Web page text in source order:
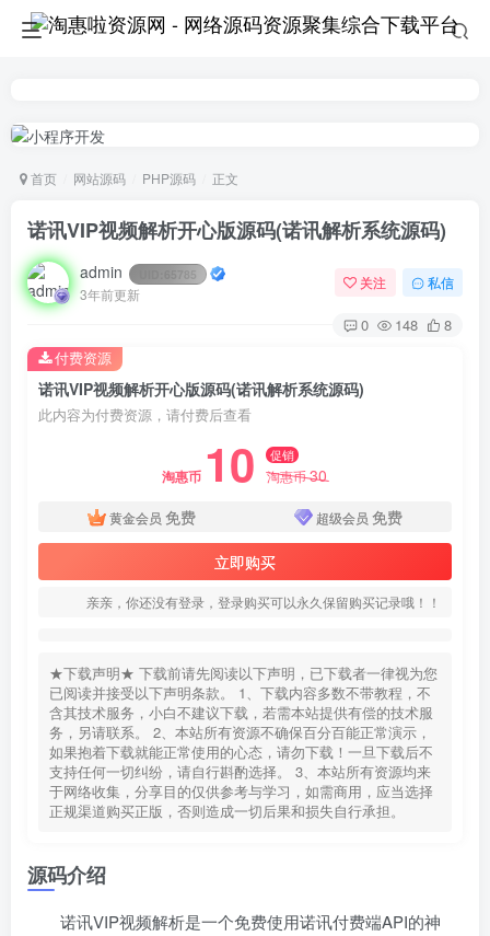
首页 网站源码 PHP源码 正文
诺讯VIP视频解析开心版源码(诺讯解析系统源码)
admin 65785
3年前更新
关注 私信
0 148 8
诺讯VIP视频解析开心版源码(诺讯解析系统源码)
此内容为付费资源，请付费后查看
淘惠币 10 促销
淘惠币30
黄金会员 免费 超级会员 免费
立即购买
亲亲，你还没有登录，登录购买可以永久保留购买记录哦！！
★下载声明★ 下载前请先阅读以下声明，已下载者一律视为您
已阅读并接受以下声明条款。 1、下载内容多数不带教程，不
含其技术服务，小白不建议下载，若需本站提供有偿的技术服
务，另请联系。 2、本站所有资源不确保百分百能正常演示，
如果抱着下载就能正常使用的心态，请勿下载！一旦下载后不
支持任何一切纠纷，请自行斟酌选择。 3、本站所有资源均来
于网络收集，分享目的仅供参考与学习，如需商用，应当选择
正规渠道购买正版，否则造成一切后果和损失自行承担。
付费资源
源码介绍
诺讯VIP视频解析是一个免费使用诺讯付费端API的神